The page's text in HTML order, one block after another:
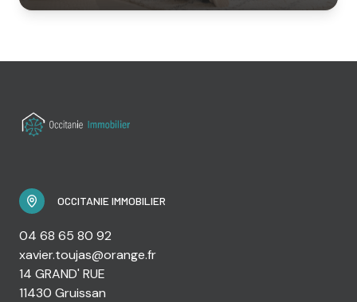
OCCITANIE IMMOBILIER
04 68 65 80 92
xavier.toujas@orange.fr
14 GRAND' RUE
11430 Gruissan